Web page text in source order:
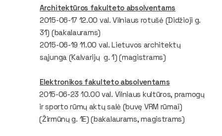
Architektūros fakulteto absolventams
2015-06-17 12.00 val. Vilniaus rotušė (Didžioji g.
31) (bakalaurams)
2015-06-19 11.00 val. Lietuvos architektų
sąjunga (Kalvarijų g. 1) (magistrams)
Elektronikos fakulteto absolventams
2015-06-23 10.00 val. Vilniaus kultūros, pramogų
ir sporto rūmų aktų salė (buvę VRM rūmai)
(Žirmūnų g. 1E) (bakalaurams, magistrams)